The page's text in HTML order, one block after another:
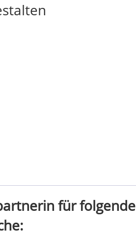
für folgende